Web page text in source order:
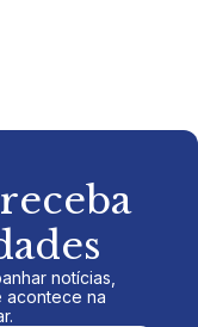
notícias,
acontece na